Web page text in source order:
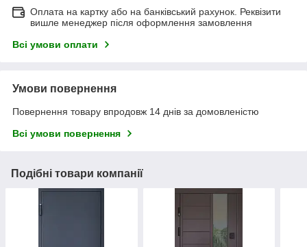
Оплата на картку або на банківський рахунок. Реквізити
вишле менеджер після оформлення замовлення
Всі умови оплати
Умови повернення
Повернення товару впродовж 14 днів за домовленістю
Всі умови повернення
Подібні товари компанії